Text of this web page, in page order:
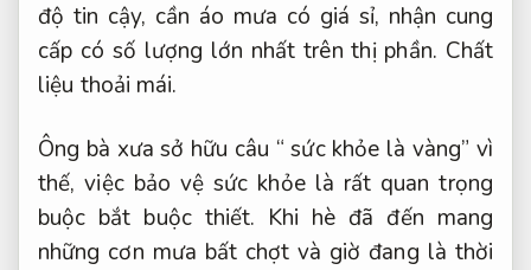
độ tin cậy, cần áo mưa có giá sỉ, nhận cung
cấp có số lượng lớn nhất trên thị phần. Chất
liệu thoải mái.
Ông bà xưa sở hữu câu “ sức khỏe là vàng” vì
thế, việc bảo vệ sức khỏe là rất quan trọng
buộc bắt buộc thiết. Khi hè đã đến mang
những cơn mưa bất chợt và giờ đang là thời